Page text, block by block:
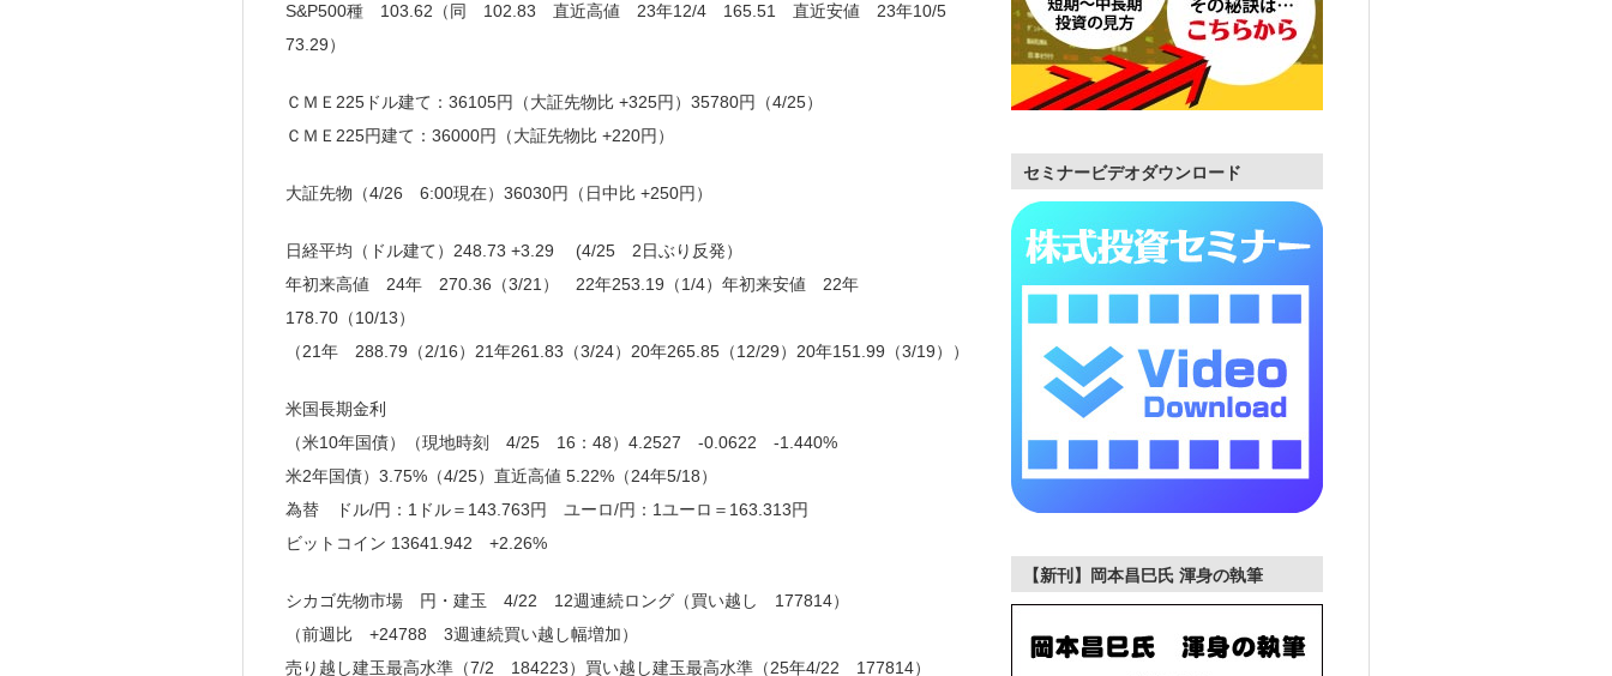
S&P500種 103.62（同 102.83 直近高値 23年12/4 165.51 直近安値 23年10/5
73.29）
ＣＭＥ225ドル建て：36105円（大証先物比 +325円）35780円（4/25）
ＣＭＥ225円建て：36000円（大証先物比 +220円）
大証先物（4/26 6:00現在）36030円（日中比 +250円）
日経平均（ドル建て）248.73 +3.29 (4/25 2日ぶり反発）
年初来高値 24年 270.36（3/21） 22年253.19（1/4）年初来安値 22年
178.70（10/13）
（21年 288.79（2/16）21年261.83（3/24）20年265.85（12/29）20年151.99（3/19））
米国長期金利
（米10年国債）（現地時刻 4/25 16：48）4.2527 -0.0622 -1.440%
米2年国債）3.75%（4/25）直近高値 5.22%（24年5/18）
為替 ドル/円：1ドル＝143.763円 ユーロ/円：1ユーロ＝163.313円
ビットコイン 13641.942 +2.26%
シカゴ先物市場 円・建玉 4/22 12週連続ロング（買い越し 177814）
（前週比 +24788 3週連続買い越し幅増加）
売り越し建玉最高水準（7/2 184223）買い越し建玉最高水準（25年4/22 177814）
セミナービデオダウンロード
【新刊】岡本昌巳氏 渾身の執筆